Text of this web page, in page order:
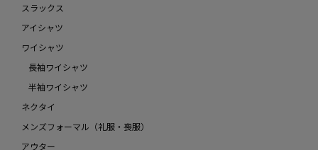
スラックス
アイシャツ
ワイシャツ
長袖ワイシャツ
半袖ワイシャツ
ネクタイ
メンズフォーマル（礼服・喪服）
アウター